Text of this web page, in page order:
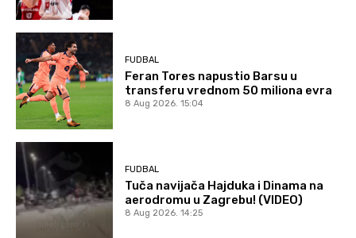
FUDBAL
Feran Tores napustio Barsu u
transferu vrednom 50 miliona evra
8 Aug 2026. 15:04
FUDBAL
Tuča navijača Hajduka i Dinama na
aerodromu u Zagrebu! (VIDEO)
8 Aug 2026. 14:25